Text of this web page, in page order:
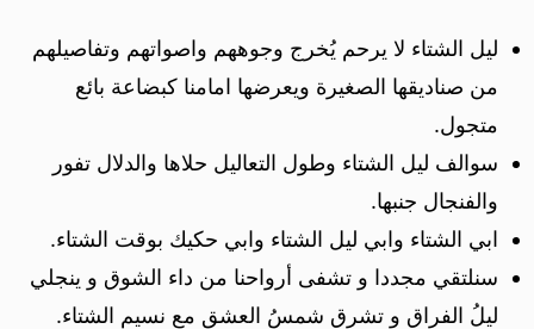
ليل الشتاء لا يرحم يُخرج وجوههم واصواتهم وتفاصيلهم
من صناديقها الصغيرة ويعرضها امامنا كبضاعة بائع
متجول.
سوالف ليل الشتاء وطول التعاليل حلاها والدلال تفور
والفنجال جنبها.
ابي الشتاء وابي ليل الشتاء وابي حكيك بوقت الشتاء.
سنلتقي مجددا و تشفى أرواحنا من داء الشوق و ينجلي
ليلُ الفراق و تشرق شمسُ العشق مع نسيم الشتاء.